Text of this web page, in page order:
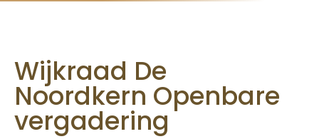
Wijkraad De
Noordkern Openbare
vergadering